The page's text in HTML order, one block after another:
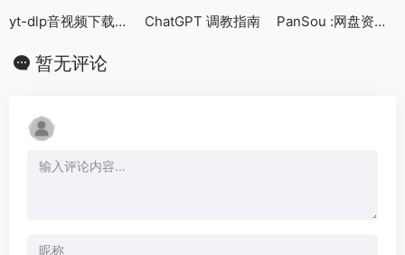
yt-dlp音视频下载神器 ChatGPT 调教指南 PanSou :网盘资源搜索项目
暂无评论